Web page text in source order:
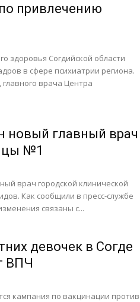
привлечению
здоровья Согдийской области
в сфере психиатрии региона.
врача Центра
новый главный врач
№1
врач городской клинической
Как сообщили в пресс-службе
связаны с...
девочек в Согде
ВПЧ
кампания по вакцинации против